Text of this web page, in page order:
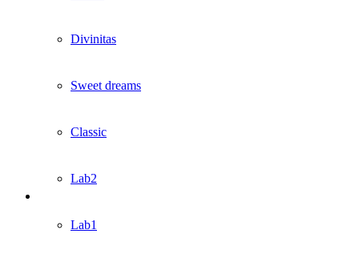
Divinitas
Sweet dreams
Classic
Lab2
Lab1